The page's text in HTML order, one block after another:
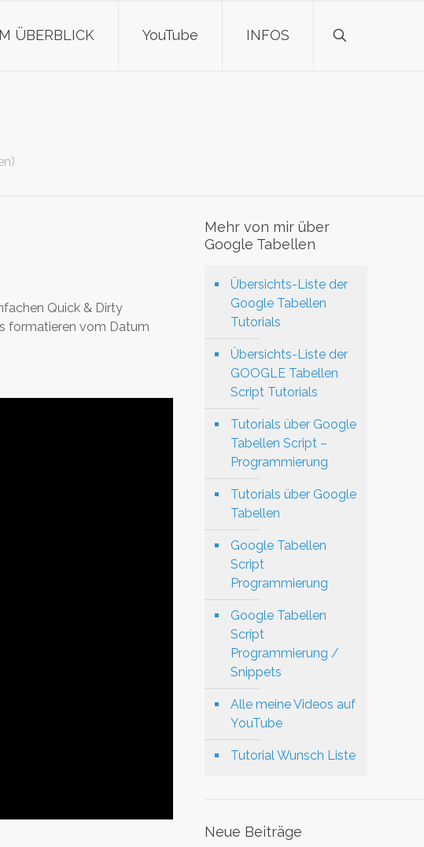
ÜBERBLICK YouTube INFOS
Quick & Dirty
formatieren vom Datum
Mehr von mir über
Google Tabellen
Übersichts-Liste der
Google Tabellen
Tutorials
Übersichts-Liste der
GOOGLE Tabellen
Script Tutorials
Tutorials über Google
Tabellen Script –
Programmierung
Tutorials über Google
Tabellen
Google Tabellen
Script
Programmierung
Google Tabellen
Script
Programmierung /
Snippets
Alle meine Videos auf
YouTube
Tutorial Wunsch Liste
Neue Beiträge